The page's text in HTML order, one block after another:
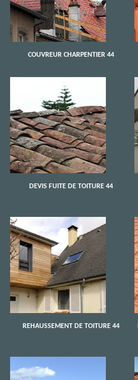
COUVREUR CHARPENTIER 44
DEVIS FUITE DE TOITURE 44
REHAUSSEMENT DE TOITURE 44